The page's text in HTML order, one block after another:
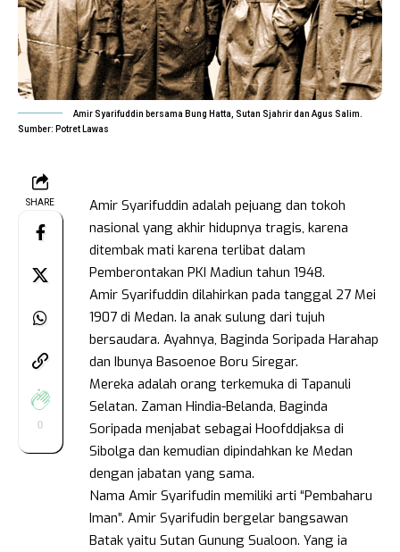
Amir Syarifuddin bersama Bung Hatta, Sutan Sjahrir dan Agus Salim.
Sumber: Potret Lawas
SHARE
0
Amir Syarifuddin adalah pejuang dan tokoh
nasional yang akhir hidupnya tragis, karena
ditembak mati karena terlibat dalam
Pemberontakan PKI Madiun tahun 1948.
Amir Syarifuddin dilahirkan pada tanggal 27 Mei
1907 di Medan. Ia anak sulung dari tujuh
bersaudara. Ayahnya, Baginda Soripada Harahap
dan Ibunya Basoenoe Boru Siregar.
Mereka adalah orang terkemuka di Tapanuli
Selatan. Zaman Hindia-Belanda, Baginda
Soripada menjabat sebagai Hoofddjaksa di
Sibolga dan kemudian dipindahkan ke Medan
dengan jabatan yang sama.
Nama Amir Syarifudin memiliki arti “Pembaharu
Iman”. Amir Syarifudin bergelar bangsawan
Batak yaitu Sutan Gunung Sualoon. Yang ia